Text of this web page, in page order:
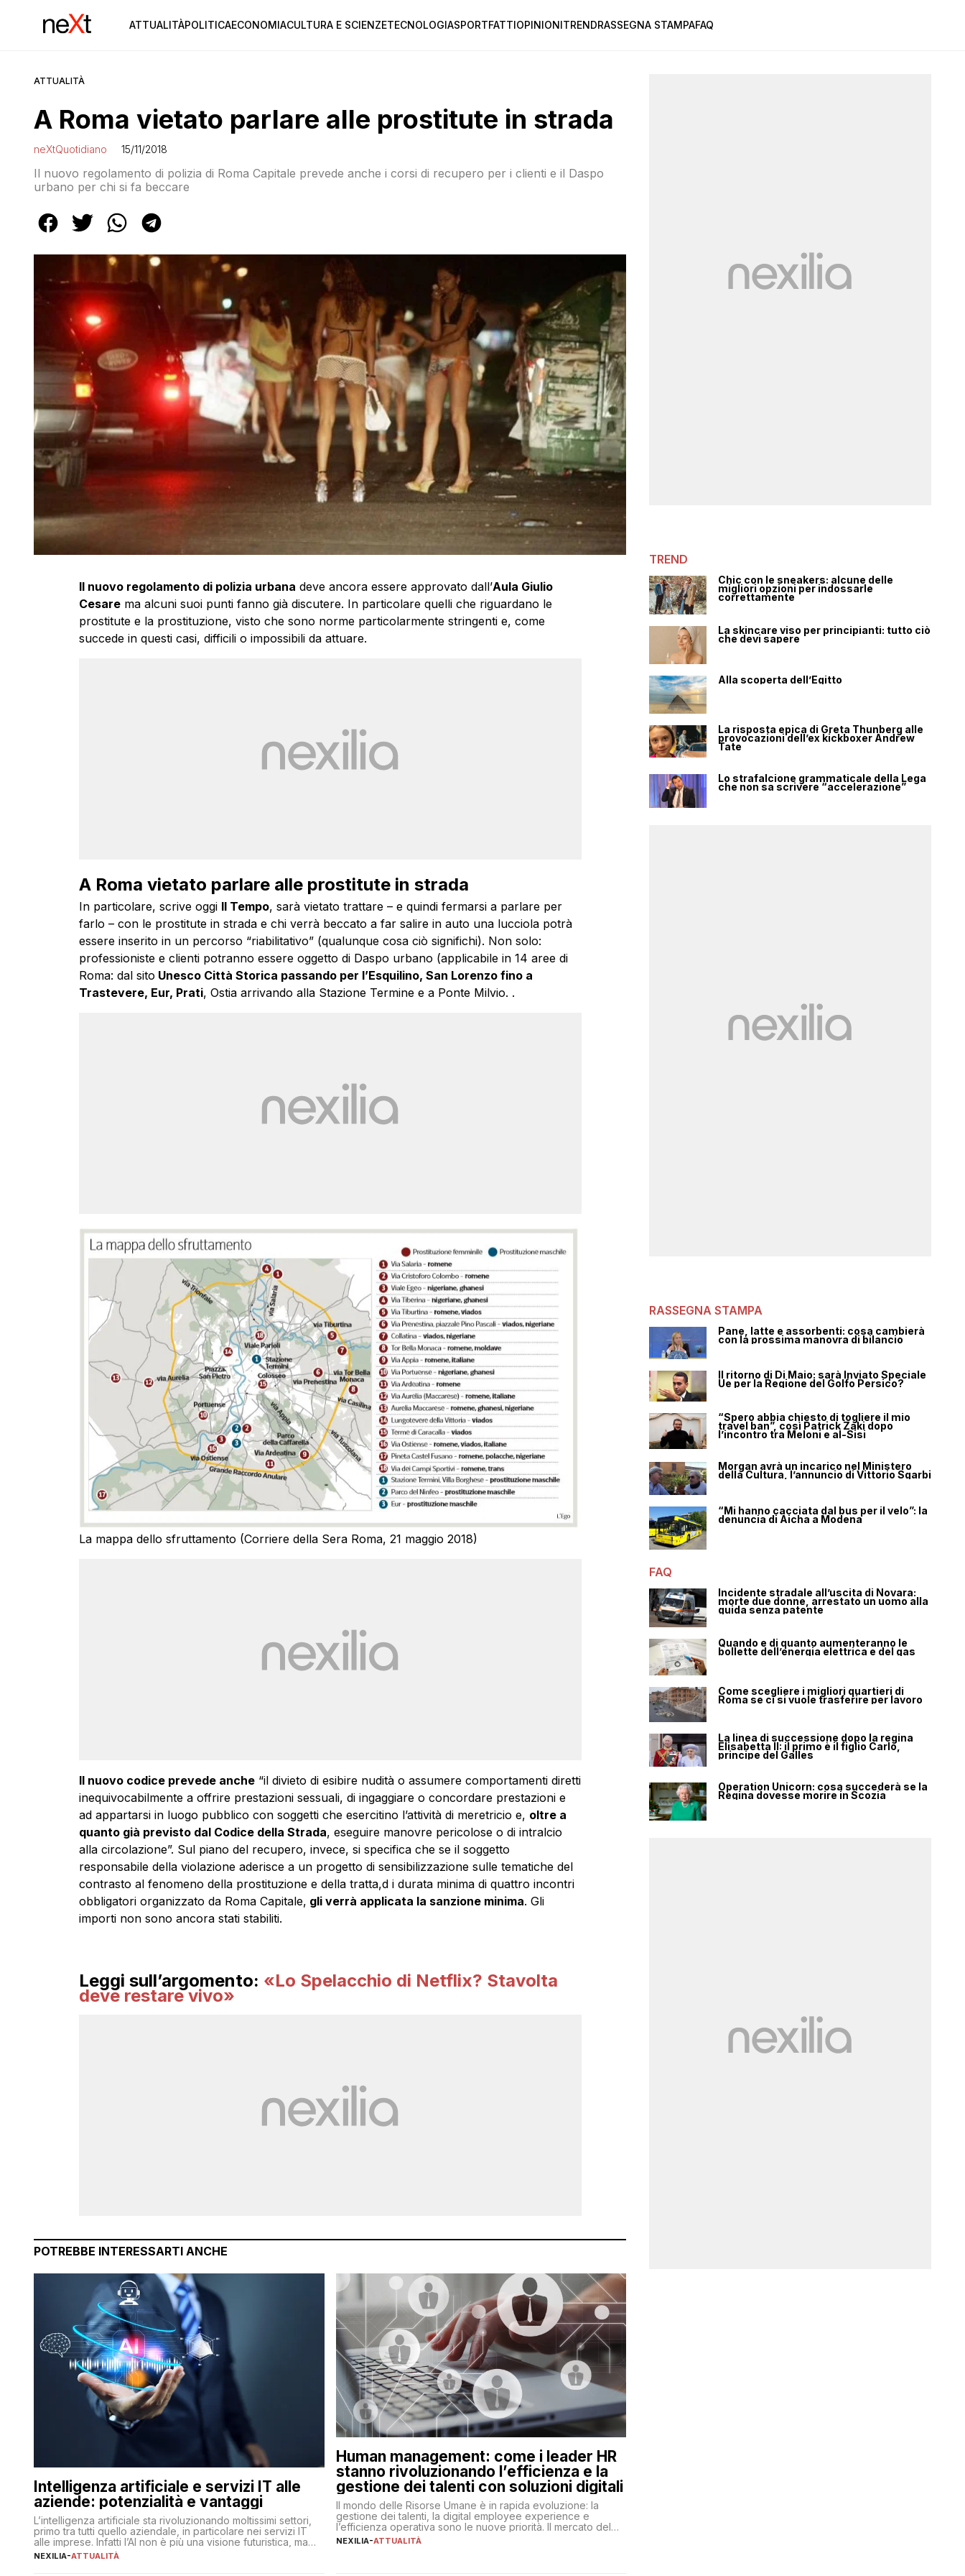
ATTUALITÀPOLITICAECONOMIACULTURA E SCIENZETECNOLOGIASPORTFATTIOPINIONITRENDRASSEGNA STAMPAFAQ
ATTUALITÀ
A Roma vietato parlare alle prostitute in strada
neXtQuotidiano 15/11/2018
Il nuovo regolamento di polizia di Roma Capitale prevede anche i corsi di recupero per i clienti e il Daspo
urbano per chi si fa beccare
Il nuovo regolamento di polizia urbana deve ancora essere approvato dall’Aula Giulio
Cesarema alcuni suoi punti fanno già discutere. In particolare quelli che riguardano le
prostitute e la prostituzione, visto che sono norme particolarmente stringenti e, come
succede in questi casi, difficili o impossibili da attuare.
A Roma vietato parlare alle prostitute in strada
In particolare, scrive oggi Il Tempo, sarà vietato trattare – e quindi fermarsi a parlare per
farlo – con le prostitute in strada e chi verrà beccato a far salire in auto una lucciola potrà
essere inserito in un percorso “riabilitativo” (qualunque cosa ciò significhi). Non solo:
professioniste e clienti potranno essere oggetto di Daspo urbano (applicabile in 14 aree di
Roma: dal sito Unesco Città Storica passando per l’Esquilino, San Lorenzo fino a
Trastevere, Eur, Prati, Ostia arrivando alla Stazione Termine e a Ponte Milvio. .
La mappa dello sfruttamento (Corriere della Sera Roma, 21 maggio 2018)
Il nuovo codice prevede anche“il divieto di esibire nudità o assumere comportamenti diretti
inequivocabilmente a offrire prestazioni sessuali, di ingaggiare o concordare prestazioni e
ad appartarsi in luogo pubblico con soggetti che esercitino l’attività di meretricio e, oltre a
quanto già previsto dal Codice della Strada, eseguire manovre pericolose o di intralcio
alla circolazione”. Sul piano del recupero, invece, si specifica che se il soggetto
responsabile della violazione aderisce a un progetto di sensibilizzazione sulle tematiche del
contrasto al fenomeno della prostituzione e della tratta,d i durata minima di quattro incontri
obbligatori organizzato da Roma Capitale, gli verrà applicata la sanzione minima. Gli
importi non sono ancora stati stabiliti.
Leggi sull’argomento: «Lo Spelacchio di Netflix? Stavolta
deve restare vivo»
POTREBBE INTERESSARTI ANCHE
Intelligenza artificiale e servizi IT alle
aziende: potenzialità e vantaggi
L’intelligenza artificiale sta rivoluzionando moltissimi settori,
primo tra tutti quello aziendale, in particolare nei servizi IT
alle imprese. Infatti l’AI non è più una visione futuristica, ma
una realtà operativa che sta portando a un cambio
NEXILIA-ATTUALITÀ
Human management: come i leader HR
stanno rivoluzionando l’efficienza e la
gestione dei talenti con soluzioni digitali
Il mondo delle Risorse Umane è in rapida evoluzione: la
gestione dei talenti, la digital employee experience e
l’efficienza operativa sono le nuove priorità. Il mercato del
lavoro, d’altra parte, è sempre più competitivo con una lotta
NEXILIA-ATTUALITÀ
TREND
Chic con le sneakers: alcune delle
migliori opzioni per indossarle
correttamente
La skincare viso per principianti: tutto ciò
che devi sapere
Alla scoperta dell’Egitto
La risposta epica di Greta Thunberg alle
provocazioni dell’ex kickboxer Andrew
Tate
Lo strafalcione grammaticale della Lega
che non sa scrivere “accelerazione”
RASSEGNA STAMPA
Pane, latte e assorbenti: cosa cambierà
con la prossima manovra di bilancio
Il ritorno di Di Maio: sarà Inviato Speciale
Ue per la Regione del Golfo Persico?
“Spero abbia chiesto di togliere il mio
travel ban”, così Patrick Zaki dopo
l’incontro tra Meloni e al-Sisi
Morgan avrà un incarico nel Ministero
della Cultura, l’annuncio di Vittorio Sgarbi
“Mi hanno cacciata dal bus per il velo”: la
denuncia di Aicha a Modena
FAQ
Incidente stradale all’uscita di Novara:
morte due donne, arrestato un uomo alla
guida senza patente
Quando e di quanto aumenteranno le
bollette dell’energia elettrica e del gas
Come scegliere i migliori quartieri di
Roma se ci si vuole trasferire per lavoro
La linea di successione dopo la regina
Elisabetta II: il primo è il figlio Carlo,
principe del Galles
Operation Unicorn: cosa succederà se la
Regina dovesse morire in Scozia